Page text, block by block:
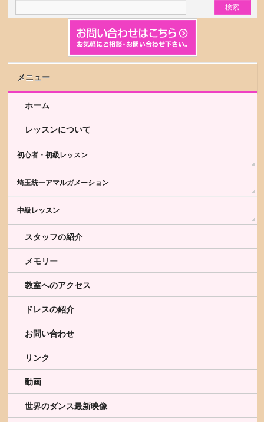
メニュー
ホーム
レッスンについて
初心者・初級レッスン
埼玉統一アマルガメーション
中級レッスン
スタッフの紹介
メモリー
教室へのアクセス
ドレスの紹介
お問い合わせ
リンク
動画
世界のダンス最新映像